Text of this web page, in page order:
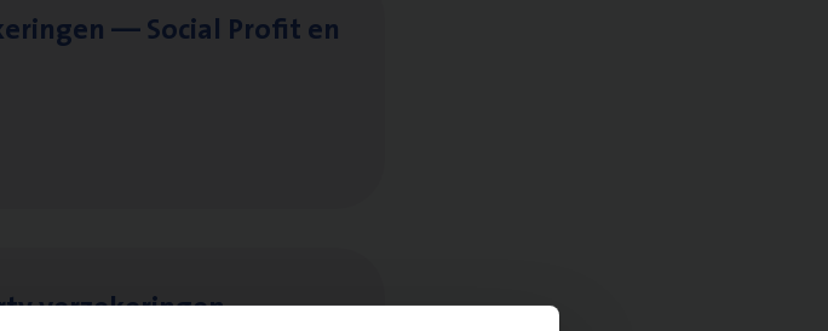
— Soci­al Pro­fit en
verzekeringen